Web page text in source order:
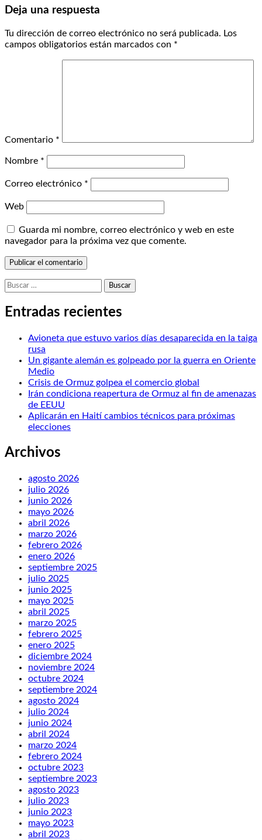
Deja una respuesta
Tu dirección de correo electrónico no será publicada. Los
campos obligatorios están marcados con *
Comentario *
Nombre *
Correo electrónico *
Web
Guarda mi nombre, correo electrónico y web en este
navegador para la próxima vez que comente.
Buscar:
Entradas recientes
Avioneta que estuvo varios días desaparecida en la taiga
rusa
Un gigante alemán es golpeado por la guerra en Oriente
Medio
Crisis de Ormuz golpea el comercio global
Irán condiciona reapertura de Ormuz al fin de amenazas
de EEUU
Aplicarán en Haití cambios técnicos para próximas
elecciones
Archivos
agosto 2026
julio 2026
junio 2026
mayo 2026
abril 2026
marzo 2026
febrero 2026
enero 2026
septiembre 2025
julio 2025
junio 2025
mayo 2025
abril 2025
marzo 2025
febrero 2025
enero 2025
diciembre 2024
noviembre 2024
octubre 2024
septiembre 2024
agosto 2024
julio 2024
junio 2024
abril 2024
marzo 2024
febrero 2024
octubre 2023
septiembre 2023
agosto 2023
julio 2023
junio 2023
mayo 2023
abril 2023